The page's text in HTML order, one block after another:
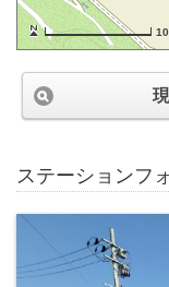
ステーションフ